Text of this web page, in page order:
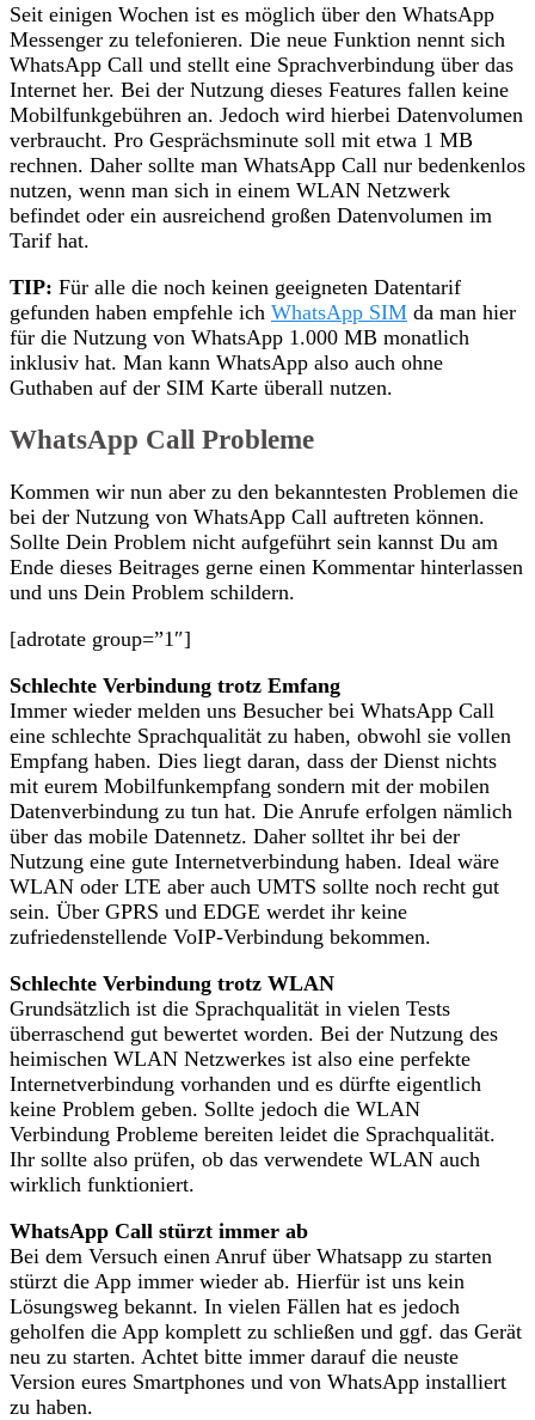
Seit einigen Wochen ist es möglich über den WhatsApp
Messenger zu telefonieren. Die neue Funktion nennt sich
WhatsApp Call und stellt eine Sprachverbindung über das
Internet her. Bei der Nutzung dieses Features fallen keine
Mobilfunkgebühren an. Jedoch wird hierbei Datenvolumen
verbraucht. Pro Gesprächsminute soll mit etwa 1 MB
rechnen. Daher sollte man WhatsApp Call nur bedenkenlos
nutzen, wenn man sich in einem WLAN Netzwerk
befindet oder ein ausreichend großen Datenvolumen im
Tarif hat.
TIP: Für alle die noch keinen geeigneten Datentarif
gefunden haben empfehle ich WhatsApp SIM da man hier
für die Nutzung von WhatsApp 1.000 MB monatlich
inklusiv hat. Man kann WhatsApp also auch ohne
Guthaben auf der SIM Karte überall nutzen.
WhatsApp Call Probleme
Kommen wir nun aber zu den bekanntesten Problemen die
bei der Nutzung von WhatsApp Call auftreten können.
Sollte Dein Problem nicht aufgeführt sein kannst Du am
Ende dieses Beitrages gerne einen Kommentar hinterlassen
und uns Dein Problem schildern.
[adrotate group=”1″]
Schlechte Verbindung trotz Emfang
Immer wieder melden uns Besucher bei WhatsApp Call
eine schlechte Sprachqualität zu haben, obwohl sie vollen
Empfang haben. Dies liegt daran, dass der Dienst nichts
mit eurem Mobilfunkempfang sondern mit der mobilen
Datenverbindung zu tun hat. Die Anrufe erfolgen nämlich
über das mobile Datennetz. Daher solltet ihr bei der
Nutzung eine gute Internetverbindung haben. Ideal wäre
WLAN oder LTE aber auch UMTS sollte noch recht gut
sein. Über GPRS und EDGE werdet ihr keine
zufriedenstellende VoIP-Verbindung bekommen.
Schlechte Verbindung trotz WLAN
Grundsätzlich ist die Sprachqualität in vielen Tests
überraschend gut bewertet worden. Bei der Nutzung des
heimischen WLAN Netzwerkes ist also eine perfekte
Internetverbindung vorhanden und es dürfte eigentlich
keine Problem geben. Sollte jedoch die WLAN
Verbindung Probleme bereiten leidet die Sprachqualität.
Ihr sollte also prüfen, ob das verwendete WLAN auch
wirklich funktioniert.
WhatsApp Call stürzt immer ab
Bei dem Versuch einen Anruf über Whatsapp zu starten
stürzt die App immer wieder ab. Hierfür ist uns kein
Lösungsweg bekannt. In vielen Fällen hat es jedoch
geholfen die App komplett zu schließen und ggf. das Gerät
neu zu starten. Achtet bitte immer darauf die neuste
Version eures Smartphones und von WhatsApp installiert
zu haben.